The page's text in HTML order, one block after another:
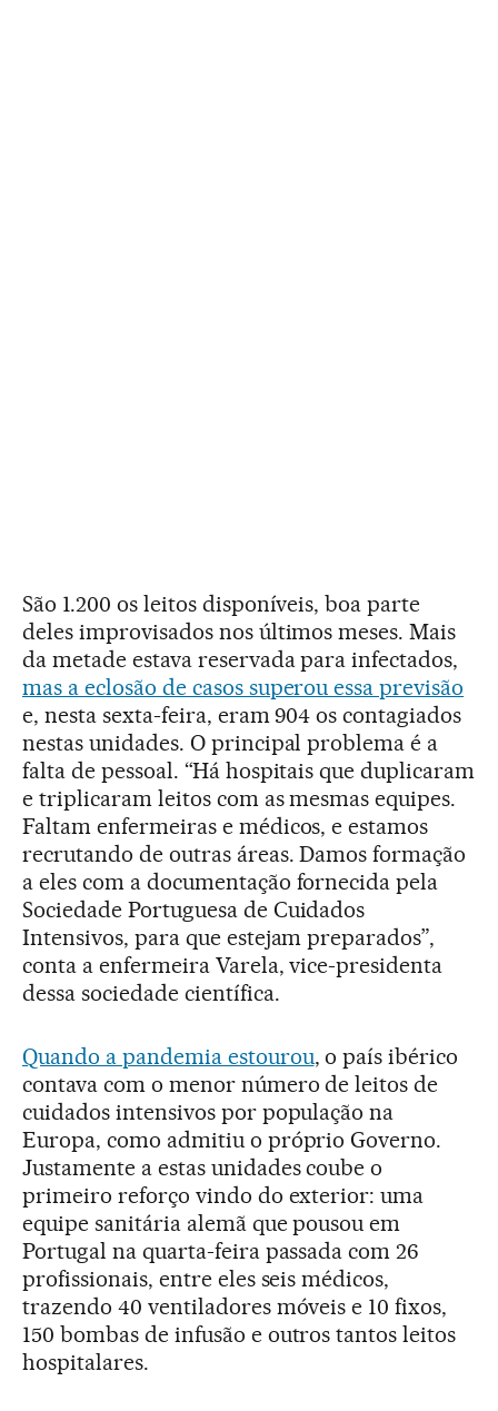
São 1.200 os leitos disponíveis, boa parte
deles improvisados nos últimos meses. Mais
da metade estava reservada para infectados,
mas a eclosão de casos superou essa previsão
e, nesta sexta-feira, eram 904 os contagiados
nestas unidades. O principal problema é a
falta de pessoal. “Há hospitais que duplicaram
e triplicaram leitos com as mesmas equipes.
Faltam enfermeiras e médicos, e estamos
recrutando de outras áreas. Damos formação
a eles com a documentação fornecida pela
Sociedade Portuguesa de Cuidados
Intensivos, para que estejam preparados”,
conta a enfermeira Varela, vice-presidenta
dessa sociedade científica.
Quando a pandemia estourou, o país ibérico
contava com o menor número de leitos de
cuidados intensivos por população na
Europa, como admitiu o próprio Governo.
Justamente a estas unidades coube o
primeiro reforço vindo do exterior: uma
equipe sanitária alemã que pousou em
Portugal na quarta-feira passada com 26
profissionais, entre eles seis médicos,
trazendo 40 ventiladores móveis e 10 fixos,
150 bombas de infusão e outros tantos leitos
hospitalares.